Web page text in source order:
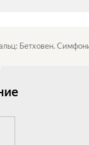
Бетховен.